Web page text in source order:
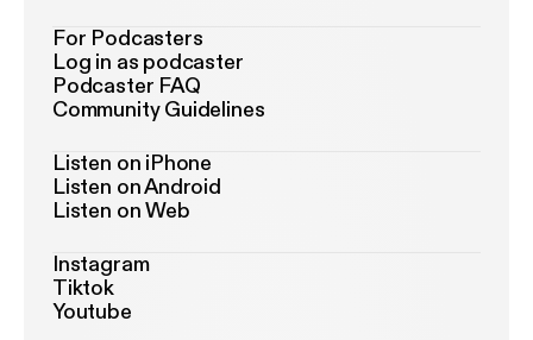
For Podcasters
Log in as podcaster
Podcaster FAQ
Community Guidelines
Listen on iPhone
Listen on Android
Listen on Web
Instagram
Tiktok
Youtube